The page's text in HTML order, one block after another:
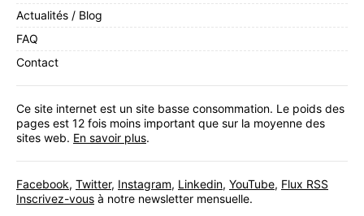
Actualités / Blog
FAQ
Contact
Ce site internet est un site basse consommation. Le poids des
pages est 12 fois moins important que sur la moyenne des
sites web. En savoir plus.
Facebook, Twitter, Instagram, Linkedin, YouTube, Flux RSS
Inscrivez-vous à notre newsletter mensuelle.